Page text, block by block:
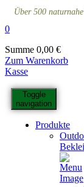
Über 500
0
Summe 0,00 €
Zum Warenkorb
Kasse
Toggle
navigation
Produkte